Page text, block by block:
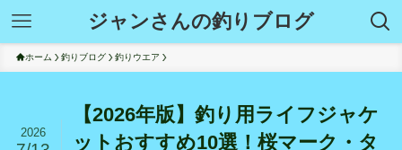
ジャンさんの釣りブログ
ホーム 釣りブログ 釣りウエア
【2026年版】釣り用ライフジャケ
ットおすすめ10選！桜マーク・タ
2026